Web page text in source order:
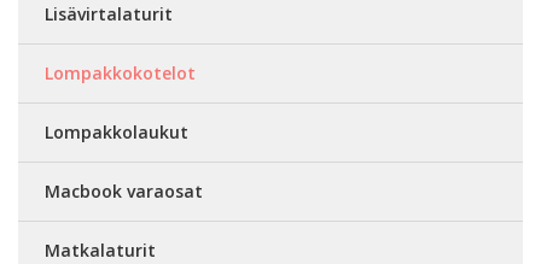
Lisävirtalaturit
Lompakkokotelot
Lompakkolaukut
Macbook varaosat
Matkalaturit